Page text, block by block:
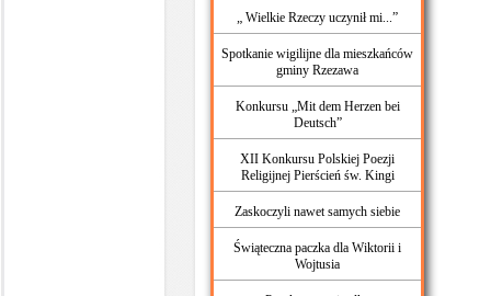
„ Wielkie Rzeczy uczynił mi...”
Spotkanie wigilijne dla mieszkańców
gminy Rzezawa
Konkursu „Mit dem Herzen bei
Deutsch”
XII Konkursu Polskiej Poezji
Religijnej Pierścień św. Kingi
Zaskoczyli nawet samych siebie
Świąteczna paczka dla Wiktorii i
Wojtusia